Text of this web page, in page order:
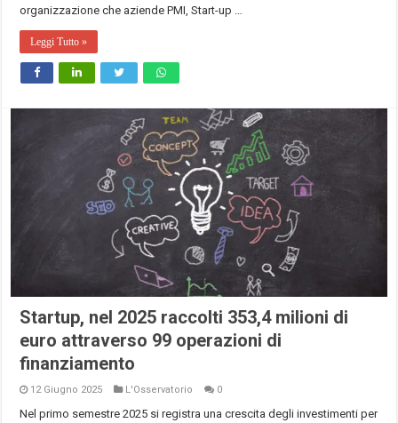
organizzazione che aziende PMI, Start-up …
Leggi Tutto »
Startup, nel 2025 raccolti 353,4 milioni di
euro attraverso 99 operazioni di
finanziamento
12 Giugno 2025 L'Osservatorio 0
Nel primo semestre 2025 si registra una crescita degli investimenti per